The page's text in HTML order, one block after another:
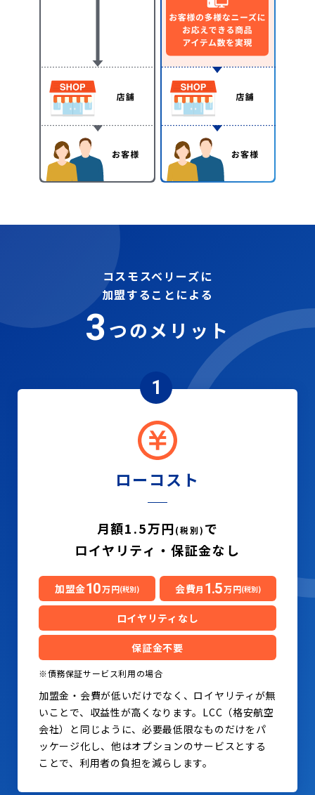
コスモスベリーズに
加盟することによる
3つのメリット
1
ローコスト
月額1.5万円(税別) で
ロイヤリティ・保証金なし
加盟金10万円(税別) 会費月 1.5万円(税別)
ロイヤリティなし
保証金不要
※債務保証サービス利用の場合
加盟金・会費が低いだけでなく、ロイヤリティが無
いことで、収益性が高くなります。LCC（格安航空
会社）と同じように、必要最低限なものだけをパ
ッケージ化し、他はオプションのサービスとする
ことで、利用者の負担を減らします。